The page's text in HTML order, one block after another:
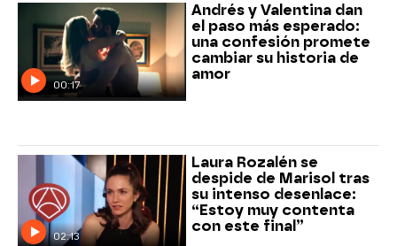
00:17
Andrés y Valentina dan
el paso más esperado:
una confesión promete
cambiar su historia de
amor
02:13
Laura Rozalén se
despide de Marisol tras
su intenso desenlace:
“Estoy muy contenta
con este final”